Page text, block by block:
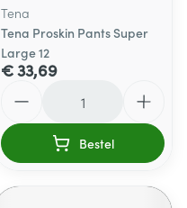
Tena
Tena Proskin Pants Super
Large 12
€ 33,69
Bestel